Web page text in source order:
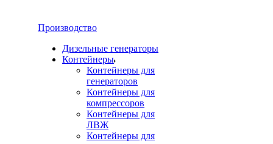
Производство
Дизельные генераторы
Контейнеры
Контейнеры для
генераторов
Контейнеры для
компрессоров
Контейнеры для
ЛВЖ
Контейнеры для